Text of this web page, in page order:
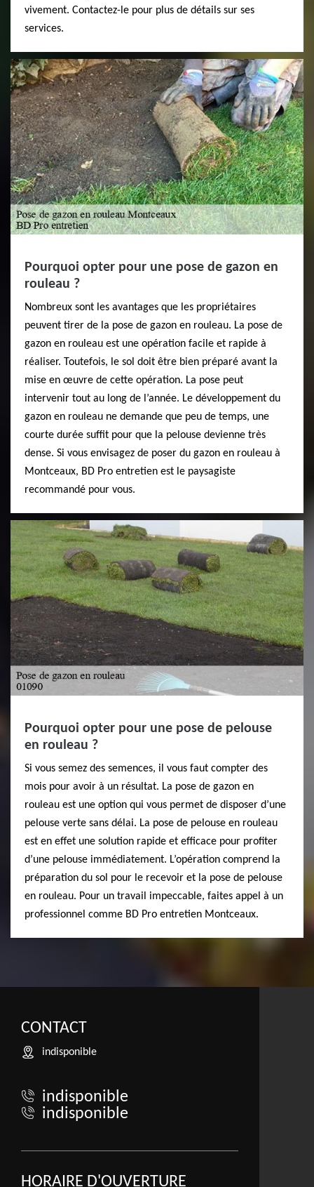
vivement. Contactez-le pour plus de détails sur ses
services.
Pourquoi opter pour une pose de gazon en
rouleau ?
Nombreux sont les avantages que les propriétaires
peuvent tirer de la pose de gazon en rouleau. La pose de
gazon en rouleau est une opération facile et rapide à
réaliser. Toutefois, le sol doit être bien préparé avant la
mise en œuvre de cette opération. La pose peut
intervenir tout au long de l’année. Le développement du
gazon en rouleau ne demande que peu de temps, une
courte durée suffit pour que la pelouse devienne très
dense. Si vous envisagez de poser du gazon en rouleau à
Montceaux, BD Pro entretien est le paysagiste
recommandé pour vous.
Pourquoi opter pour une pose de pelouse
en rouleau ?
Si vous semez des semences, il vous faut compter des
mois pour avoir à un résultat. La pose de gazon en
rouleau est une option qui vous permet de disposer d’une
pelouse verte sans délai. La pose de pelouse en rouleau
est en effet une solution rapide et efficace pour profiter
d’une pelouse immédiatement. L’opération comprend la
préparation du sol pour le recevoir et la pose de pelouse
en rouleau. Pour un travail impeccable, faites appel à un
professionnel comme BD Pro entretien Montceaux.
CONTACT
indisponible
indisponible
indisponible
HORAIRE D'OUVERTURE